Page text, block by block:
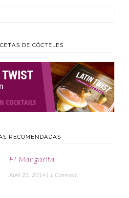
DE CÓCTELES
RECOMENDADAS
El Mangarita
April 25, 2014 1 Comment